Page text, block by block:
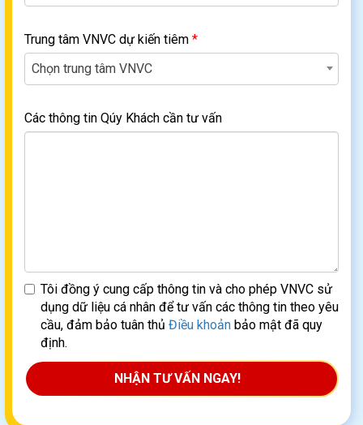
Trung tâm VNVC dự kiến tiêm *
Chọn trung tâm VNVC
Các thông tin Qúy Khách cần tư vấn
Tôi đồng ý cung cấp thông tin và cho phép VNVC sử
dụng dữ liệu cá nhân để tư vấn các thông tin theo yêu
cầu, đảm bảo tuân thủ Điều khoản bảo mật đã quy
định.
NHẬN TƯ VẤN NGAY!